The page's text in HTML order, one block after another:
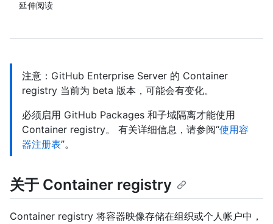
延伸阅读
注意：GitHub Enterprise Server 的 Container
registry 当前为 beta 版本，可能会有变化。
必须启用 GitHub Packages 和子域隔离才能使用
Container registry。 有关详细信息，请参阅“使用容
器注册表”。
关于 Container registry
Container registry 将容器映像存储在组织或个人帐户中，